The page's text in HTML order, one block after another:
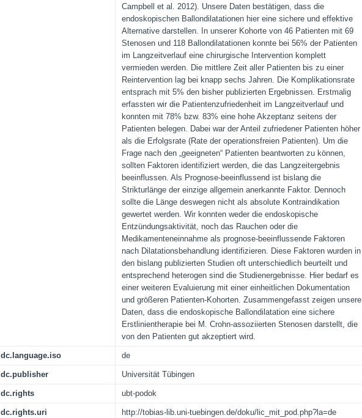
Campbell et al. 2012). Unsere Daten bestätigen, dass die
endoskopischen Ballondilatationen hier eine sichere und effektive
Alternative darstellen. In unserer Kohorte von 46 Patienten mit 69
Stenosen und 118 Ballondilatationen konnte bei 56% der Patienten
im Langzeitverlauf eine chirurgische Intervention komplett
vermieden werden. Die mittlere Zeit aller Patienten bis zu einer
Reintervention lag bei knapp sechs Jahren. Die Komplikationsrate
entsprach mit 5% den bisher publizierten Ergebnissen. Erstmalig
erfassten wir die Patientenzufriedenheit im Langzeitverlauf und
konnten mit 78% bzw. 83% eine hohe Akzeptanz seitens der
Patienten belegen. Dabei war der Anteil zufriedener Patienten höher
als die Erfolgsrate (Rate der operationsfreien Patienten). Um die
Frage nach den „geeigneten“ Patienten beantworten zu können,
sollten Faktoren identifiziert werden, die das Langzeitergebnis
beeinflussen. Als Prognose-beeinflussend ist bislang die
Strikturlänge der einzige allgemein anerkannte Faktor. Dennoch
sollte die Länge deswegen nicht als absolute Kontraindikation
gewertet werden. Wir konnten weder die endoskopische
Entzündungsaktivität, noch das Rauchen oder die
Medikamenteneinnahme als prognose-beeinflussende Faktoren
nach Dilatationsbehandlung identifizieren. Diese Faktoren wurden in
den bislang publizierten Studien oft unterschiedlich beurteilt und
entsprechend heterogen sind die Studienergebnisse. Hier bedarf es
einer weiteren Evaluierung mit einer einheitlichen Dokumentation
und größeren Patienten-Kohorten. Zusammengefasst zeigen unsere
Daten, dass die endoskopische Ballondilatation eine sichere
Erstlinientherapie bei M. Crohn-assoziierten Stenosen darstellt, die
von den Patienten gut akzeptiert wird.
dc.language.iso de
dc.publisher Universität Tübingen
dc.rights ubt-podok
dc.rights.uri http://tobias-lib.uni-tuebingen.de/doku/lic_mit_pod.php?la=de